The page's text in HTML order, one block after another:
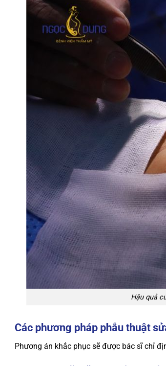
Hậu quả
Các phương pháp phẫu thuật
Phương án khắc phục sẽ được bác sĩ chỉ